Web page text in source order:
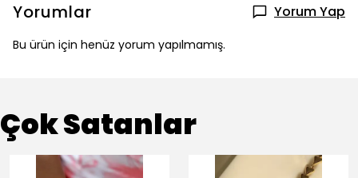
Yorumlar Yorum Yap
Bu ürün için henüz yorum yapılmamış.
Çok Satanlar